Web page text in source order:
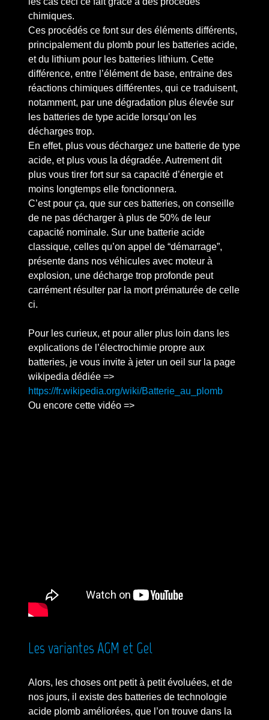
chimiques.
Ces procédés ce font sur des éléments différents,
principalement du plomb pour les batteries acide,
et du lithium pour les batteries lithium. Cette
différence, entre l’élément de base, entraine des
réactions chimiques différentes, qui ce traduisent,
notamment, par une dégradation plus élevée sur
les batteries de type acide lorsqu’on les
décharges trop.
En effet, plus vous déchargez une batterie de type
acide, et plus vous la dégradée. Autrement dit
plus vous tirer fort sur sa capacité d’énergie et
moins longtemps elle fonctionnera.
C’est pour ça, que sur ces batteries, on conseille
de ne pas décharger à plus de 50% de leur
capacité nominale. Sur une batterie acide
classique, celles qu’on appel de “démarrage”,
présente dans nos véhicules avec moteur à
explosion, une décharge trop profonde peut
carrément résulter par la mort prématurée de celle
ci.
Pour les curieux, et pour aller plus loin dans les
explications de l’électrochimie propre aux
batteries, je vous invite à jeter un oeil sur la page
wikipedia dédiée =>
https://fr.wikipedia.org/wiki/Batterie_au_plomb
Ou encore cette vidéo =>
Les variantes AGM et Gel
Alors, les choses ont petit à petit évoluées, et de
nos jours, il existe des batteries de technologie
acide plomb améliorées, que l’on trouve dans la